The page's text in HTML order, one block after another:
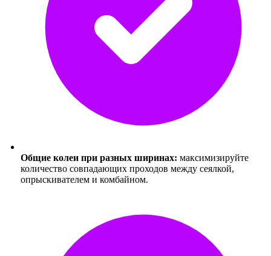
Общие колеи при разных ширинах: максимизируйте
количество совпадающих проходов между сеялкой,
опрыскивателем и комбайном.